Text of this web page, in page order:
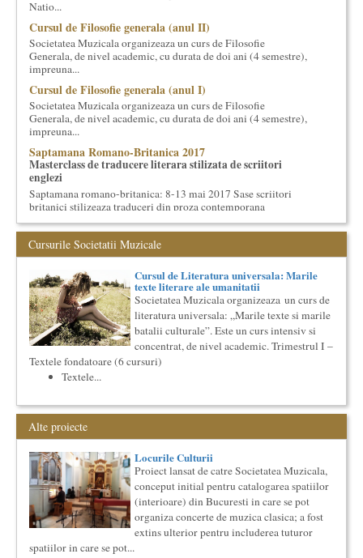
Natio...
Cursul de Filosofie generala (anul II)
Societatea Muzicala organizeaza un curs de Filosofie
Generala, de nivel academic, cu durata de doi ani (4 semestre),
impreuna...
Cursul de Filosofie generala (anul I)
Societatea Muzicala organizeaza un curs de Filosofie
Generala, de nivel academic, cu durata de doi ani (4 semestre),
impreuna...
Saptamana Romano-Britanica 2017
Masterclass de traducere literara stilizata de scriitori
englezi
Saptamana romano-britanica: 8-13 mai 2017 Sase scriitori
britanici stilizeaza traduceri din proza contemporana
romaneasca ...
Societatea Culturala
Platforma online de marketing cultural
Descrierea produsului principal (platforma Internet)
Obiectivul proiectului este de a construi un sistem complex de
market...
Cursul de Sociologie
Societatea Muzicala organizeaza un curs de Sociologie, in
parteneriat cu Facultatea de Sociologie si Asistenta Sociala a
Univ...
Imaginary Beyond Reality
Expozitie de arta fotografica
Spatiu: neoBhoema Art & Social Lab, Palatul Universul,
...
O bucatarie ca-n filme
Carte – Film – Mancare boiereasca Lansarea cartii O bucatarie
ca-n filme, Scenotopul bucatariei in Noul Cinema Romanes...
Cursul de Cinematografie universala: Marile capodopere
si marii realizatori (anul II)
Societatea Muzicala organizeaza un curs de cultura generala
Cursurile Societatii Muzicale
Cursul de Literatura universala: Marile
texte literare ale umanitatii
Societatea Muzicala organizeaza un curs de
literatura universala: „Marile texte si marile
batalii culturale”. Este un curs intensiv si
concentrat, de nivel academic. Trimestrul I –
Textele fondatoare (6 cursuri)
Textele...
Alte proiecte
Locurile Culturii
Proiect lansat de catre Societatea Muzicala,
conceput initial pentru catalogarea spatiilor
(interioare) din Bucuresti in care se pot
organiza concerte de muzica clasica; a fost
extins ulterior pentru includerea tuturor
spatiilor in care se pot...